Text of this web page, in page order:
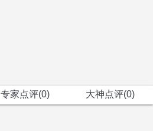
专家点评(0) 大神点评(0)